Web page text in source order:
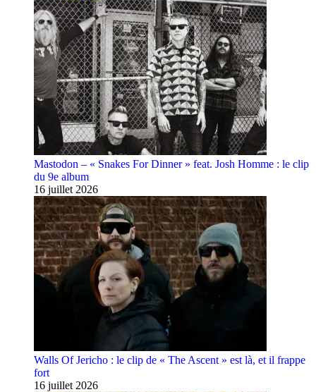
Mastodon – « Snakes For Dinner » feat. Josh Homme : le clip
du 9e album
16 juillet 2026
Walls Of Jericho : le clip de « The Ascent » est là, et il frappe
fort
16 juillet 2026